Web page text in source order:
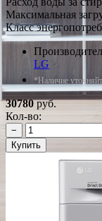
Максимальная
Класс
LG
*Наличие
30780руб.
Кол-во:
−
Купить